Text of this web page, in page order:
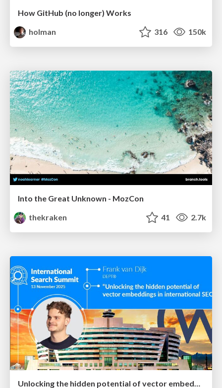
How GitHub (no longer) Works
holman
316 150k
Into the Great Unknown - MozCon
thekraken
41 2.7k
Unlocking the hidden potential of vector embeddings in international SEO